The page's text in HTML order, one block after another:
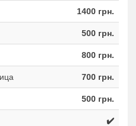
1400 грн.
500 грн.
800 грн.
700 грн.
500 грн.
✔️